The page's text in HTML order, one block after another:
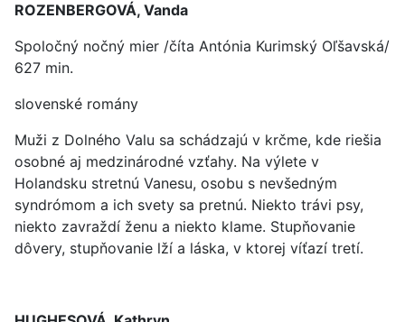
ROZENBERGOVÁ, Vanda
Spoločný nočný mier /číta Antónia Kurimský Oľšavská/
627 min.
slovenské romány
Muži z Dolného Valu sa schádzajú v krčme, kde riešia
osobné aj medzinárodné vzťahy. Na výlete v
Holandsku stretnú Vanesu, osobu s nevšedným
syndrómom a ich svety sa pretnú. Niekto trávi psy,
niekto zavraždí ženu a niekto klame. Stupňovanie
dôvery, stupňovanie lží a láska, v ktorej víťazí tretí.